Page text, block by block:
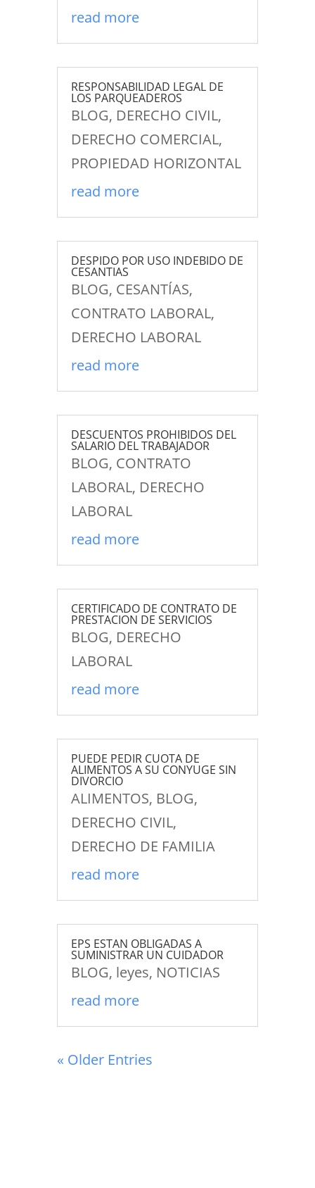
read more
RESPONSABILIDAD LEGAL DE
LOS PARQUEADEROS
BLOG, DERECHO CIVIL,
DERECHO COMERCIAL,
PROPIEDAD HORIZONTAL
read more
DESPIDO POR USO INDEBIDO DE
CESANTIAS
BLOG, CESANTÍAS,
CONTRATO LABORAL,
DERECHO LABORAL
read more
DESCUENTOS PROHIBIDOS DEL
SALARIO DEL TRABAJADOR
BLOG, CONTRATO
LABORAL, DERECHO
LABORAL
read more
CERTIFICADO DE CONTRATO DE
PRESTACION DE SERVICIOS
BLOG, DERECHO
LABORAL
read more
PUEDE PEDIR CUOTA DE
ALIMENTOS A SU CONYUGE SIN
DIVORCIO
ALIMENTOS, BLOG,
DERECHO CIVIL,
DERECHO DE FAMILIA
read more
EPS ESTAN OBLIGADAS A
SUMINISTRAR UN CUIDADOR
BLOG, leyes, NOTICIAS
read more
« Older Entries